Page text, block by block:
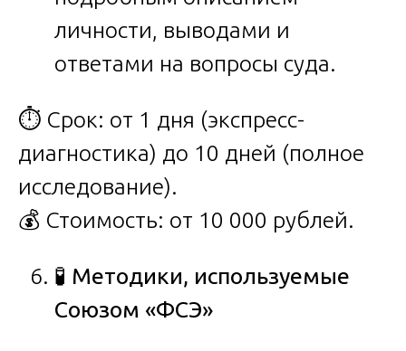
личности, выводами и
ответами на вопросы суда.
⏱️ Срок: от 1 дня (экспресс-
диагностика) до 10 дней (полное
исследование).
💰 Стоимость: от 10 000 рублей.
🧪 Методики, используемые
Союзом «ФСЭ»